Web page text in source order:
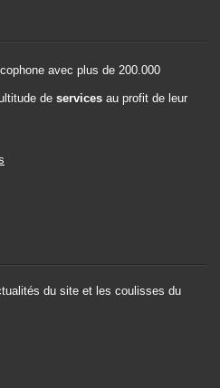
avec plus de 200.000
de services au profit de leur
du site et les coulisses du